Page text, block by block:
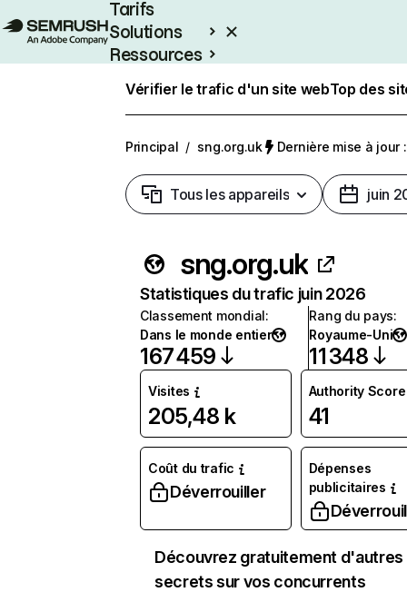
Tarifs
Solutions
Ressources
Vérifier le trafic d'un site webTop des
Principal / sng.org.uk Dernière mise à jour
Tous les appareils juin
sng.org.uk
Statistiques du trafic juin 2026
Classement mondial:
Dans le monde entier
167 459
Rang du pays:
Royaume-Uni
11 348
Visites
205,48 k
Authority Score
41
Coût du trafic
Déverrouiller
Dépenses
publicitaires
Découvrez gratuitement d'autres
secrets sur vos concurrents